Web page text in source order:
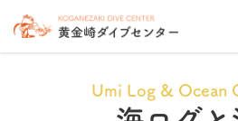
Umi Log & Ocean